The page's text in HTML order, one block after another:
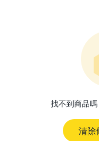
找不到商品
清除